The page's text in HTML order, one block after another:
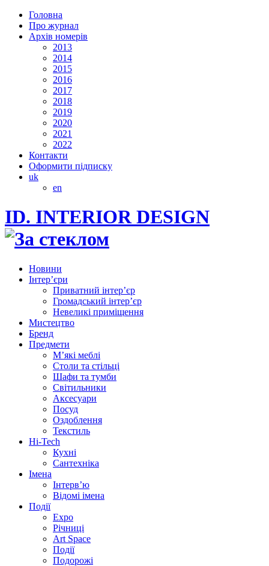
Головна
Про журнал
Архів номерів
2013
2014
2015
2016
2017
2018
2019
2020
2021
2022
Контакти
Оформити підписку
uk
en
ID. INTERIOR DESIGN
Новини
Інтер’єри
Приватний інтер’єр
Громадський інтер’єр
Невеликі приміщення
Мистецтво
Бренд
Предмети
М’які меблі
Столи та стільці
Шафи та тумби
Світильники
Аксесуари
Посуд
Оздоблення
Текстиль
Hi-Tech
Кухні
Сантехніка
Імена
Інтерв’ю
Відомі імена
Події
Expo
Річниці
Art Space
Події
Подорожі